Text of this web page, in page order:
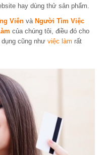
hay dùng thử sản phẩm.
Viên và Người Tìm Việc
của chúng tôi, điều đó cho
cũng như việc làm rất